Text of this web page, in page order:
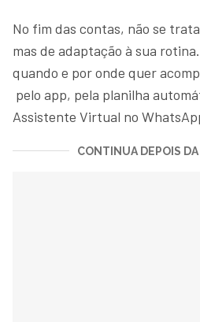
No fim das contas, não se
mas de adaptação à sua
quando e por onde quer
pelo app, pela planilha
Assistente Virtual no
CONTINUA DEPOIS